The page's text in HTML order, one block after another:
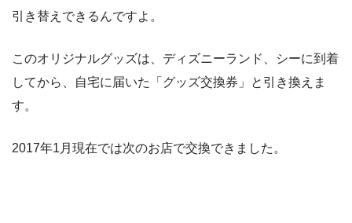
引き替えできるんですよ。
このオリジナルグッズは、ディズニーランド、シーに到着
してから、自宅に届いた「グッズ交換券」と引き換えま
す。
2017年1月現在では次のお店で交換できました。